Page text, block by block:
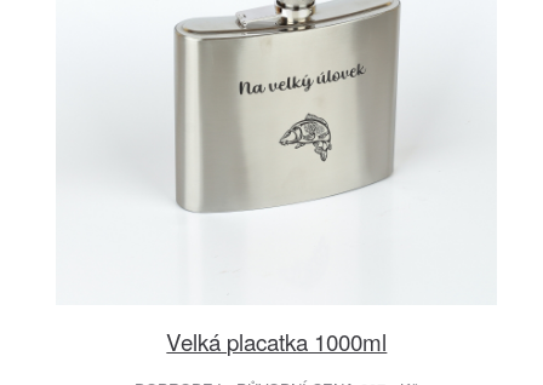
Velká placatka 1000ml